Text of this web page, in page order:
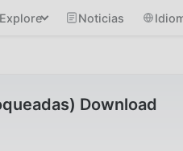
Explore Noticias
Download